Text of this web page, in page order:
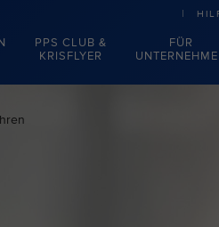
PPS CLUB &
KRISFLYER
FÜR